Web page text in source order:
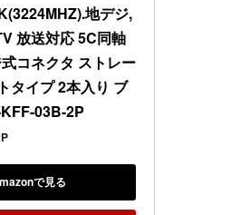
地デジ,
放送対応 5C同軸
コネクタ ストレー
タイプ 2本入り ブ
03B-2P
で見る